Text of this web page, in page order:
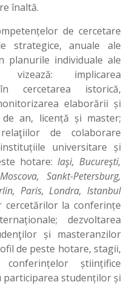
înaltă.
de cercetare
strategice, anuale ale
planurile individuale ale
implicarea
cercetarea istorică,
elaborării și
an, licență și master;
de colaborare
universitare și
hotare: Iaşi, Bucureşti,
Sankt-Petersburg,
Paris, Londra, Istanbul
cercetărilor la conferințe
dezvoltarea
și masteranzilor
de peste hotare, stagii,
științifice
studenților și